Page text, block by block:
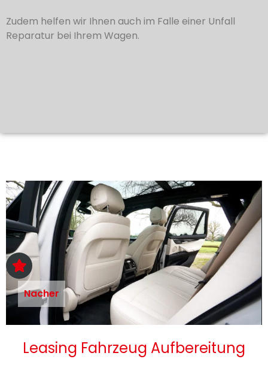
Zudem helfen wir Ihnen auch im Falle einer Unfall
Reparatur bei Ihrem Wagen.
Vorher
Nacher
Leasing Fahrzeug Aufbereitung